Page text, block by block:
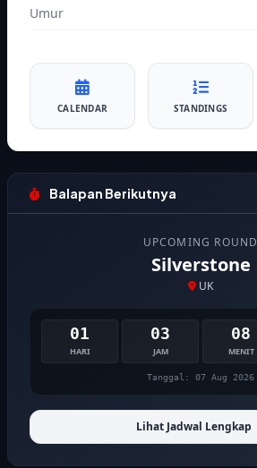
Umur
CALENDAR STANDINGS
Balapan Berikutnya
UPCOMING ROUND
Silverstone
UK
01
HARI
03
JAM
08
MENIT
Tanggal: 07 Aug 2026
Lihat Jadwal Lengkap